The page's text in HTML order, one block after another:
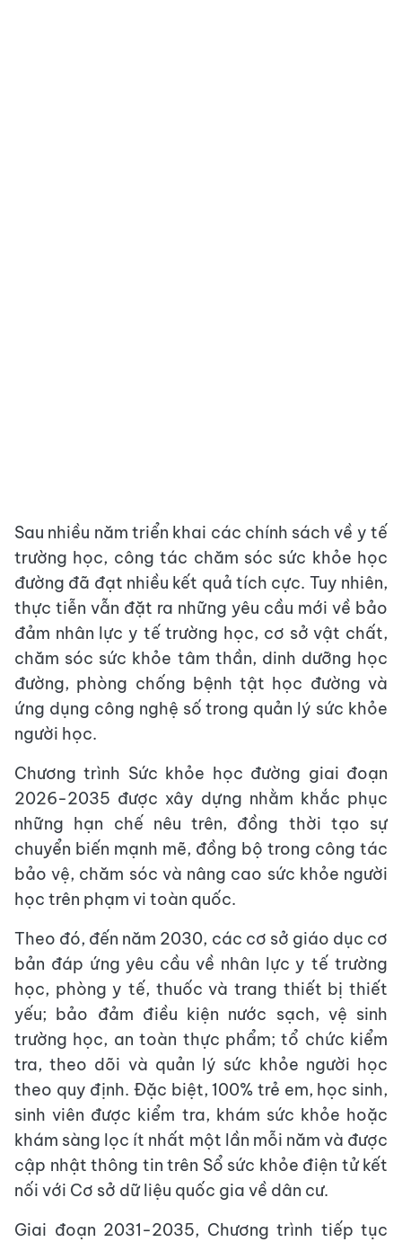
Sau nhiều năm triển khai các chính sách về y tế
trường học, công tác chăm sóc sức khỏe học
đường đã đạt nhiều kết quả tích cực. Tuy nhiên,
thực tiễn vẫn đặt ra những yêu cầu mới về bảo
đảm nhân lực y tế trường học, cơ sở vật chất,
chăm sóc sức khỏe tâm thần, dinh dưỡng học
đường, phòng chống bệnh tật học đường và
ứng dụng công nghệ số trong quản lý sức khỏe
người học.
Chương trình Sức khỏe học đường giai đoạn
2026-2035 được xây dựng nhằm khắc phục
những hạn chế nêu trên, đồng thời tạo sự
chuyển biến mạnh mẽ, đồng bộ trong công tác
bảo vệ, chăm sóc và nâng cao sức khỏe người
học trên phạm vi toàn quốc.
Theo đó, đến năm 2030, các cơ sở giáo dục cơ
bản đáp ứng yêu cầu về nhân lực y tế trường
học, phòng y tế, thuốc và trang thiết bị thiết
yếu; bảo đảm điều kiện nước sạch, vệ sinh
trường học, an toàn thực phẩm; tổ chức kiểm
tra, theo dõi và quản lý sức khỏe người học
theo quy định. Đặc biệt, 100% trẻ em, học sinh,
sinh viên được kiểm tra, khám sức khỏe hoặc
khám sàng lọc ít nhất một lần mỗi năm và được
cập nhật thông tin trên Sổ sức khỏe điện tử kết
nối với Cơ sở dữ liệu quốc gia về dân cư.
Giai đoạn 2031-2035, Chương trình tiếp tục